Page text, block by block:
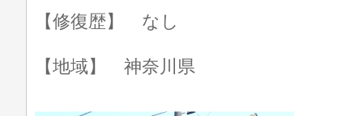
【修復歴】 なし
【地域】 神奈川県